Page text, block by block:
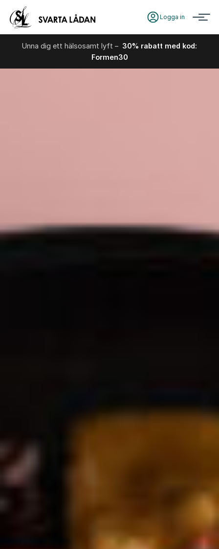
Logga in
Unna dig ett hälsosamt lyft – 30% rabatt med kod:
Formen30